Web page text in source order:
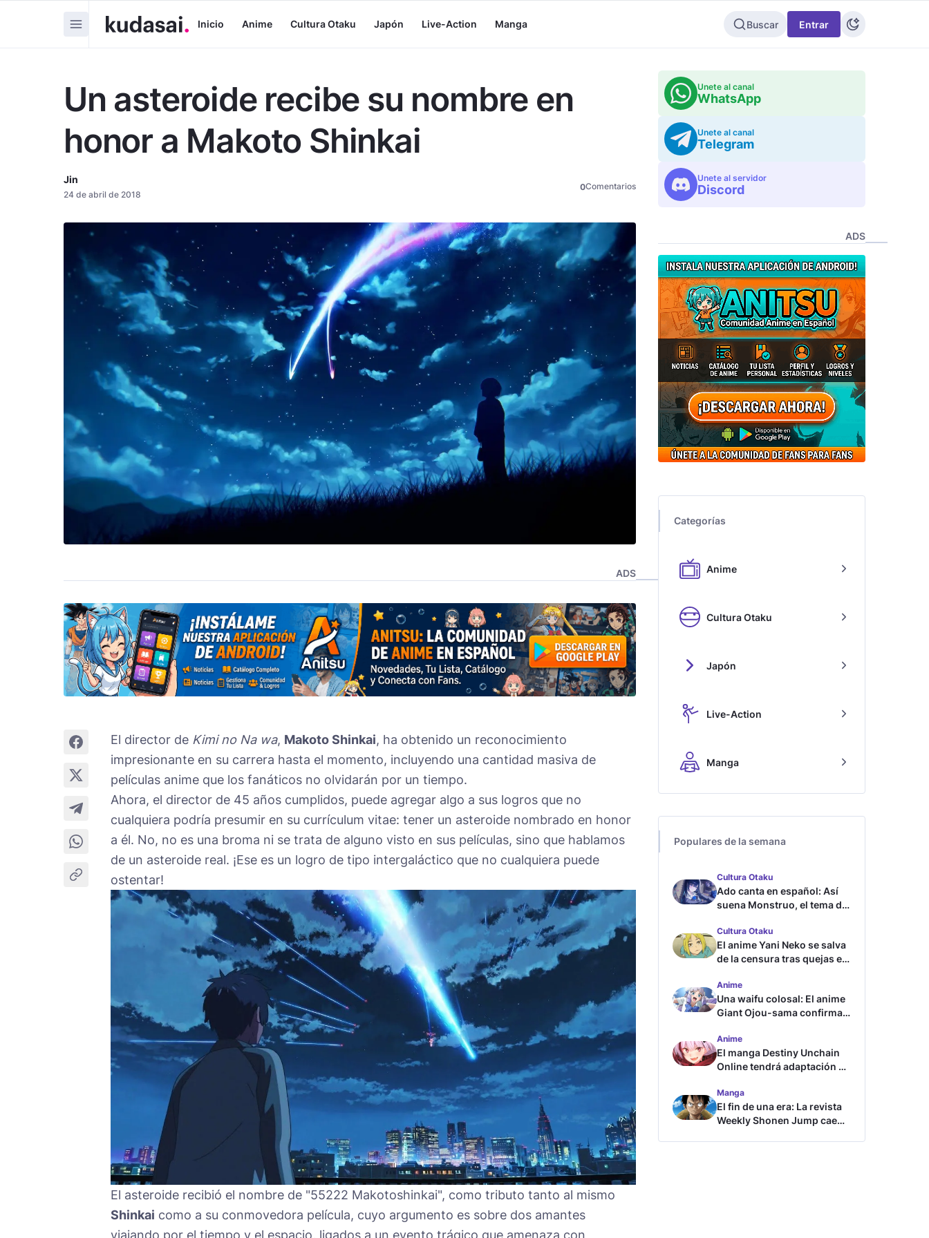
Inicio Anime Cultura Otaku Japón Live-Action Manga Buscar Entrar
Un asteroide recibe su nombre en
honor a Makoto Shinkai
Jin
24 de abril de 2018
0Comentarios
ADS
El director de Kimi no Na wa, Makoto Shinkai, ha obtenido un reconocimiento
impresionante en su carrera hasta el momento, incluyendo una cantidad masiva de
películas anime que los fanáticos no olvidarán por un tiempo.
Ahora, el director de 45 años cumplidos, puede agregar algo a sus logros que no
cualquiera podría presumir en su currículum vitae: tener un asteroide nombrado en honor
a él. No, no es una broma ni se trata de alguno visto en sus películas, sino que hablamos
de un asteroide real. ¡Ese es un logro de tipo intergaláctico que no cualquiera puede
ostentar!
El asteroide recibió el nombre de "55222 Makotoshinkai", como tributo tanto al mismo
Shinkai como a su conmovedora película, cuyo argumento es sobre dos amantes
Unete al canal
WhatsApp
Unete al canal
Telegram
Unete al servidor
Discord
ADS
Categorías
Anime
Cultura Otaku
Japón
Live-Action
Manga
Populares de la semana
Cultura Otaku
Ado canta en español: Así
suena Monstruo, el tema de
Cultura Otaku
El anime Yani Neko se salva
de la censura tras quejas en
Anime
Una waifu colosal: El anime
Giant Ojou-sama confirma
Anime
El manga Destiny Unchain
Online tendrá adaptación al
Manga
El fin de una era: La revista
Weekly Shonen Jump cae